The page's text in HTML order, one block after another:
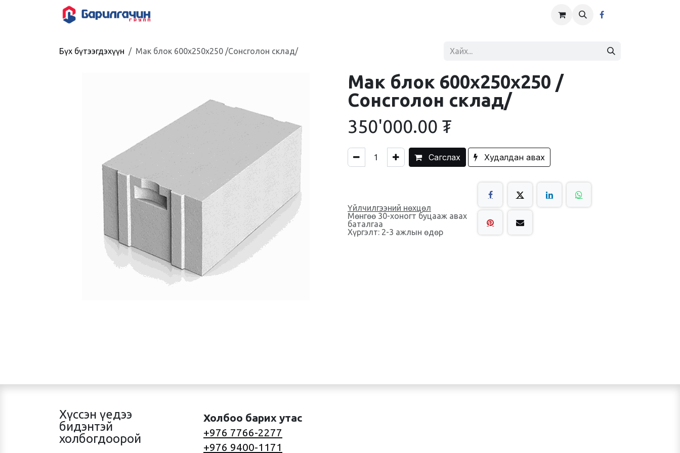
Бүх бүтээгдэхүүн Мак блок 600x250x250 /Сонсголон склад/
Мак блок 600x250x250 /
Сонсголон склад/
350'000.00 ₮
Сагслах Худалдан авах
Үйлчилгээний нөхцөл
Мөнгөө 30-хоногт буцааж авах
баталгаа
Хүргэлт: 2-3 ажлын өдөр
Хүссэн үедээ
бидэнтэй
холбогдоорой
Холбоо барих утас
+976 7766-2277
+976 9400-1171